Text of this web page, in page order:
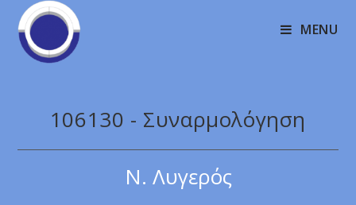
MENU
106130 - Συναρμολόγηση
Ν. Λυγερός